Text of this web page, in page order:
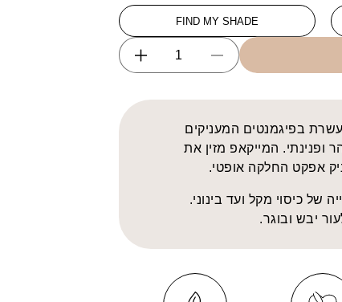
FIND MY SHADE
Decrease
for
Cream
Foundation
Increase
for
AMC
בפיגמנטים המעניקים
ופנינתי. המייקאפ מזין את
אפקט החלקה אופטי.
של כיסוי מקל ועד בינוני.
יבש ובוגר.